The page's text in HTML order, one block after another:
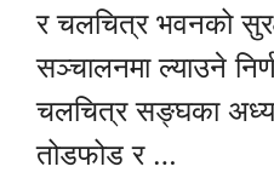
र चलचित्र भवनको
सञ्चालनमा ल्याउने
चलचित्र सङ्घका
तोडफोड र …